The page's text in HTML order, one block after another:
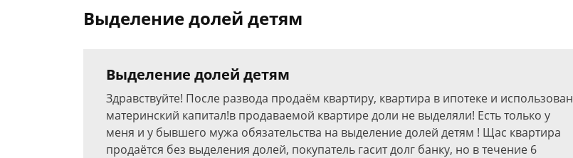
Выделение долей детям
Выделение долей детям
Здравствуйте! После развода продаём квартиру, квартира в ипотеке и использован
материнский капитал!в продаваемой квартире доли не выделяли! Есть только у
меня и у бывшего мужа обязательства на выделение долей детям ! Щас квартира
продаётся без выделения долей, покупатель гасит долг банку, но в течение 6